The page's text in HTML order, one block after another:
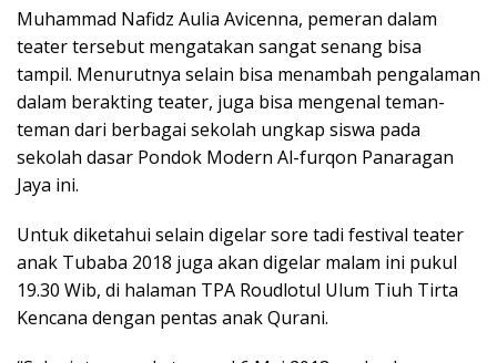
Muhammad Nafidz Aulia Avicenna, pemeran dalam
teater tersebut mengatakan sangat senang bisa
tampil. Menurutnya selain bisa menambah pengalaman
dalam berakting teater, juga bisa mengenal teman-
teman dari berbagai sekolah ungkap siswa pada
sekolah dasar Pondok Modern Al-furqon Panaragan
Jaya ini.
Untuk diketahui selain digelar sore tadi festival teater
anak Tubaba 2018 juga akan digelar malam ini pukul
19.30 Wib, di halaman TPA Roudlotul Ulum Tiuh Tirta
Kencana dengan pentas anak Qurani.